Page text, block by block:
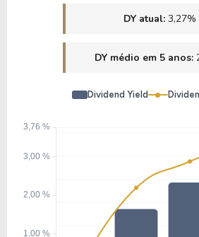
DY atual: 3,27%
DY médio em 5 anos:
Dividend Yield